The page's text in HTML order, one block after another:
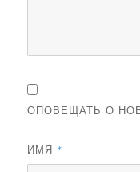
ОПОВЕЩАТЬ О
ИМЯ *